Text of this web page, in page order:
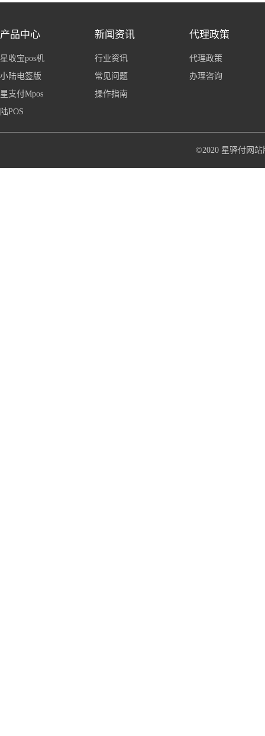
产品中心
星收宝pos机
小陆电签版
星支付Mpos
陆POS
新闻资讯
行业资讯
常见问题
操作指南
代理政策
代理政策
办理咨询
©2020 星驿付网